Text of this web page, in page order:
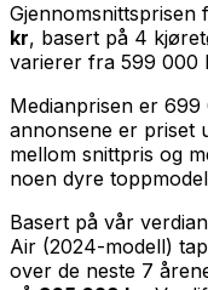
Gjennomsnittsprisen
kr, basert på 4
varierer fra 599 000
Medianprisen er 699
annonsene er priset
mellom snittpris og
noen dyre
Basert på vår
Air (2024-modell)
over de neste 7